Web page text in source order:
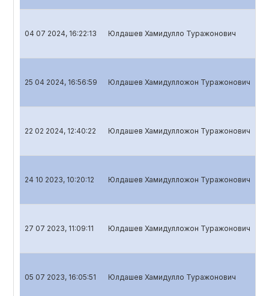
04 07 2024, 16:22:13 Юлдашев Хамидулло Туражонович
25 04 2024, 16:56:59 Юлдашев Хамидулложон Туражонович
22 02 2024, 12:40:22 Юлдашев Хамидулложон Туражонович
24 10 2023, 10:20:12 Юлдашев Хамидулложон Туражонович
27 07 2023, 11:09:11 Юлдашев Хамидулложон Туражонович
05 07 2023, 16:05:51 Юлдашев Хамидулло Туражонович